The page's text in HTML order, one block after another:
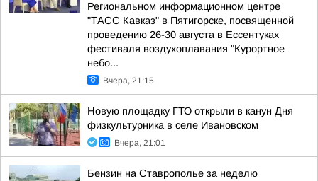
Региональном информационном центре
"ТАСС Кавказ" в Пятигорске, посвященной
проведению 26-30 августа в Ессентуках
фестиваля воздухоплавания "Курортное
небо...
Вчера, 21:15
Новую площадку ГТО открыли в канун Дня
физкультурника в селе Ивановском
Вчера, 21:01
Бензин на Ставрополье за неделю